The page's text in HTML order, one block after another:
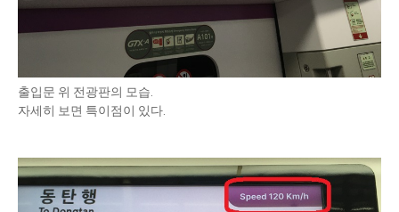
출입문 위 전광판의 모습.
자세히 보면 특이점이 있다.